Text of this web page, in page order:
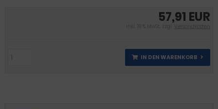
57,91 EUR
inkl. 19 % MwSt. zzgl. Versandkosten
IN DEN WARENKORB